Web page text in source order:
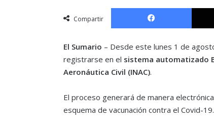
Compartir
El Sumario – Desde este lunes 1 de
registrarse en el sistema automatizado
Aeronáutica Civil (INAC).
El proceso generará de manera
esquema de vacunación contra el Covid-19.